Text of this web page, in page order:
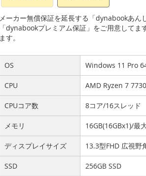
メーカー無償保証を延長する「dynabookあん
「dynabookプレミアム保証」をご用意して
ます。
OS Windows 11 Pro
CPU AMD Ryzen 7
CPUコア数 8コア/16スレッド
メモリ 16GB(16GBx1)/最
ディスプレイサイズ 13.3型FHD 広視野
SSD 256GB SSD